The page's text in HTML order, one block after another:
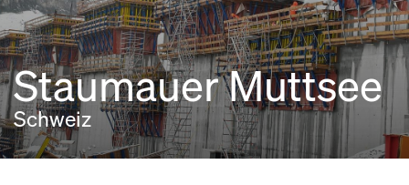
Staumauer Muttsee
Schweiz